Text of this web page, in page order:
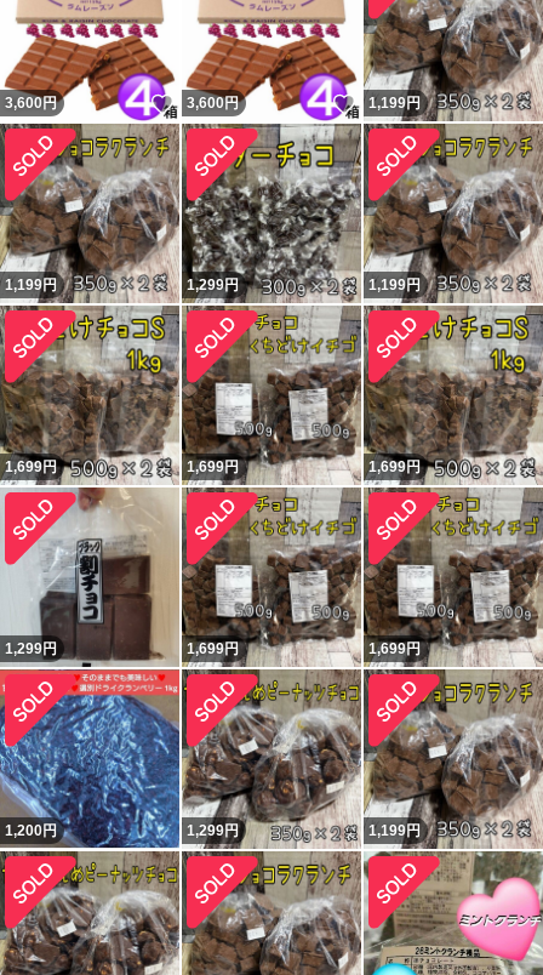
3,600円 いいね！
3,600円 いいね！
1,199円
1,199円 1,299円 1,199円
1,699円 1,699円 1,699円
1,299円 1,699円 1,699円
1,200円 1,299円 1,199円